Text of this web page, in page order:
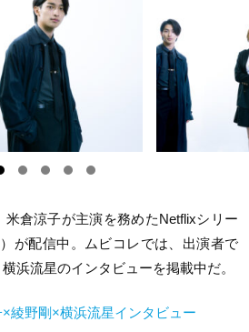
倉涼子が主演を務めたNetflixシリー
が配信中。ムビコレでは、出演者で
浜流星のインタビューを掲載中だ。
×綾野剛×横浜流星インタビュー